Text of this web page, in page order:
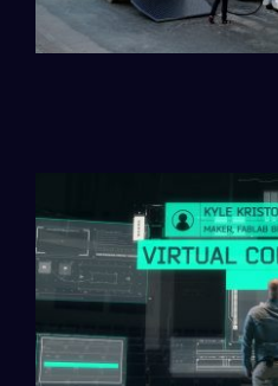
FAB2024